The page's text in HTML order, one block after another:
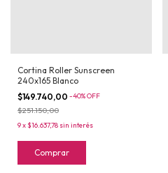
Cortina Roller Sunscreen
240x165 Blanco
$149.740,00 -40%OFF
$251.150,00
9x$16.637,78 sin interés
Comprar